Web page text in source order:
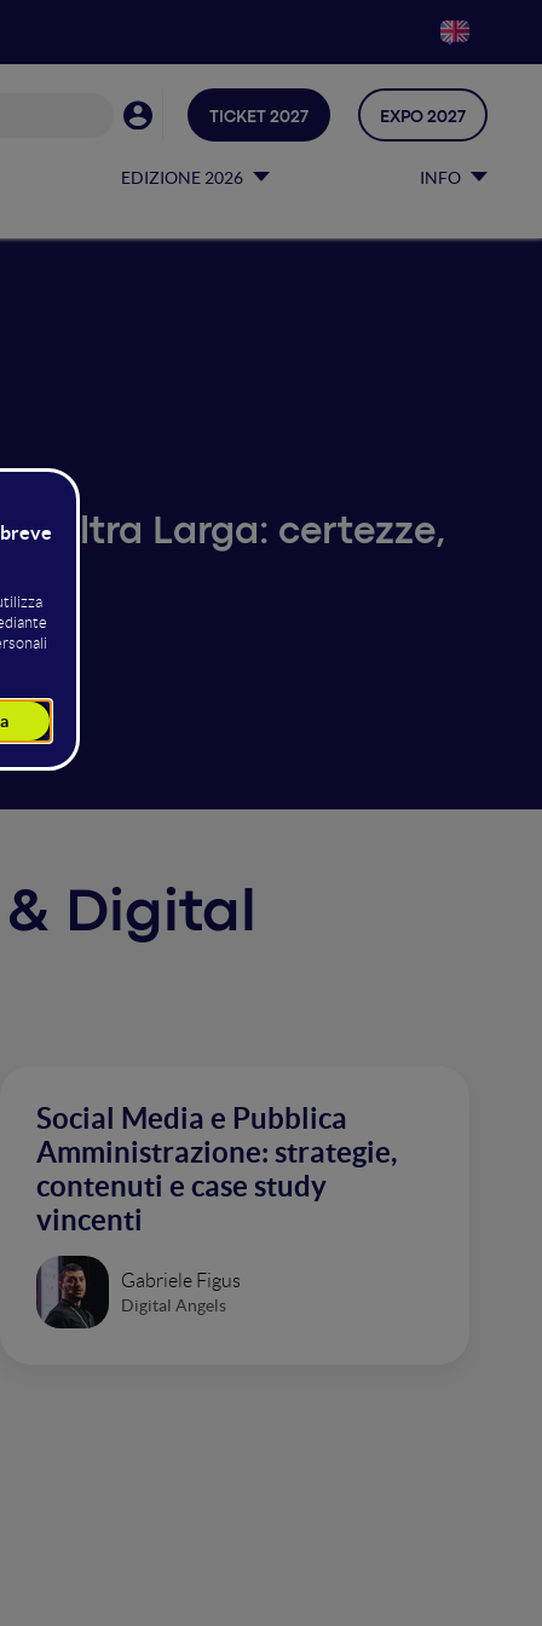
EDIZIONE 2026 INFO
TICKET 2027 EXPO 2027
Ultra Larga: certezze,
Digital
Social Media e Pubblica
Amministrazione: strategie,
contenuti e case study
vincenti
Gabriele Figus
Digital Angels